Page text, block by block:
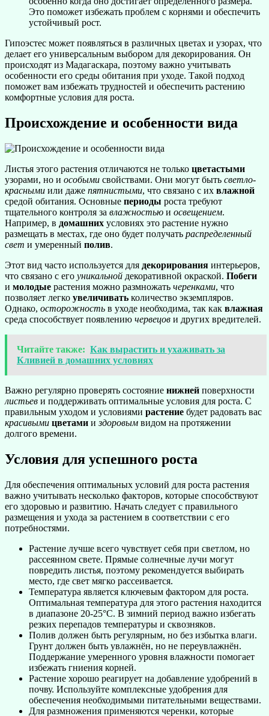
Это поможет избежать проблем с корнями и обеспечить
устойчивый рост.
Гипоэстес может появляться в различных цветах и узорах, что
делает его универсальным выбором для декорирования. Он
происходят из Мадагаскара, поэтому важно учитывать
особенности его среды обитания при уходе. Такой подход
поможет вам избежать трудностей и обеспечить растению
комфортные условия для роста.
Происхождение и особенности вида
Листья этого растения отличаются не только цветастыми
узорами, но и особыми свойствами. Они могут быть светло-
красными или даже пятнистыми, что связано с их влажной
средой обитания. Основные периоды роста требуют
тщательного контроля за влажностью и освещением.
Например, в домашних условиях это растение нужно
размещать в местах, где оно будет получать распределенный
свет и умеренный полив.
Этот вид часто используется для декорирования интерьеров,
что связано с его уникальной декоративной окраской. Побеги
и молодые растения можно размножать черенками, что
позволяет легко увеличивать количество экземпляров.
Однако, осторожность в уходе необходима, так как влажная
среда способствует появлению червецов и других вредителей.
Читайте также: Как вырастить и ухаживать за
Кливией в домашних условиях
Важно регулярно проверять состояние нижней поверхности
листьев и поддерживать оптимальные условия для роста. С
правильным уходом и условиями растение будет радовать вас
красивыми цветами издоровым видом на протяжении
долгого времени.
Условия для успешного роста
Для обеспечения оптимальных условий для роста растения
важно учитывать несколько факторов, которые способствуют
его здоровью и развитию. Начать следует с правильного
размещения и ухода за растением в соответствии с его
потребностями.
Растение лучше всего чувствует себя при светлом, но
рассеянном свете. Прямые солнечные лучи могут
повредить листья, поэтому рекомендуется выбирать
место, где свет мягко рассеивается.
Температура является ключевым фактором для роста.
Оптимальная температура для этого растения находится
в диапазоне 20-25°C. В зимний период важно избегать
резких перепадов температуры и сквозняков.
Полив должен быть регулярным, но без избытка влаги.
Грунт должен быть увлажнён, но не переувлажнён.
Поддержание умеренного уровня влажности помогает
избежать гниения корней.
Растение хорошо реагирует на добавление удобрений в
почву. Используйте комплексные удобрения для
обеспечения необходимыми питательными веществами.
Для размножения применяются черенки, которые